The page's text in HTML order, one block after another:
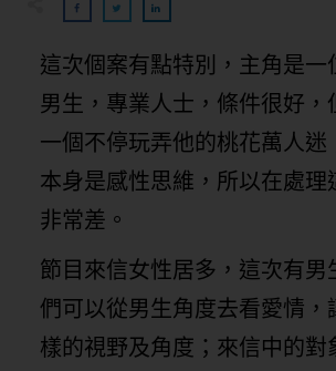
這次個案有點特別，主角是一
男生，專業人士，條件很好，
一個不停玩弄他的桃花萬人迷
本身是感性思維，所以在處理
非常差。
節目來信女性居多，這次有男
們可以從男生角度去看愛情，
樣的視野及角度；來信中的對